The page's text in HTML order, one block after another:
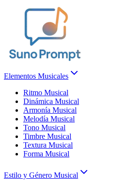
Elementos Musicales
Ritmo Musical
Dinámica Musical
Armonía Musical
Melodía Musical
Tono Musical
Timbre Musical
Textura Musical
Forma Musical
Estilo y Género Musical